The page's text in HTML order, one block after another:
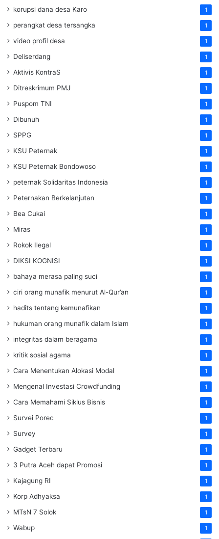
korupsi dana desa Karo 1
perangkat desa tersangka 1
video profil desa 1
Deliserdang 1
Aktivis KontraS 1
Ditreskrimum PMJ 1
Puspom TNI 1
Dibunuh 1
SPPG 1
KSU Peternak 1
KSU Peternak Bondowoso 1
peternak Solidaritas Indonesia 1
Peternakan Berkelanjutan 1
Bea Cukai 1
Miras 1
Rokok Ilegal 1
DIKSI KOGNISI 1
bahaya merasa paling suci 1
ciri orang munafik menurut Al-Qur’an 1
hadits tentang kemunafikan 1
hukuman orang munafik dalam Islam 1
integritas dalam beragama 1
kritik sosial agama 1
Cara Menentukan Alokasi Modal 1
Mengenal Investasi Crowdfunding 1
Cara Memahami Siklus Bisnis 1
Survei Porec 1
Survey 1
Gadget Terbaru 1
3 Putra Aceh dapat Promosi 1
Kajagung RI 1
Korp Adhyaksa 1
MTsN 7 Solok 1
Wabup 1